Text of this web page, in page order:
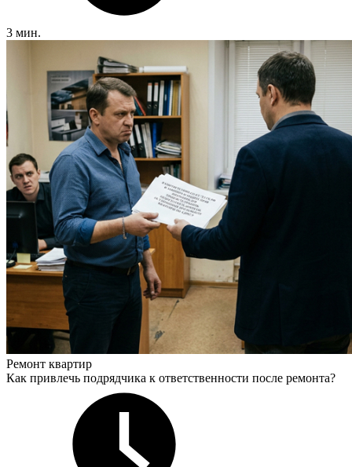
3 мин.
Ремонт квартир
Как привлечь подрядчика к ответственности после ремонта?